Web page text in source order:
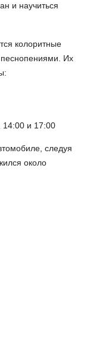
и научиться
колоритные
Их
14:00 и 17:00
следуя
около